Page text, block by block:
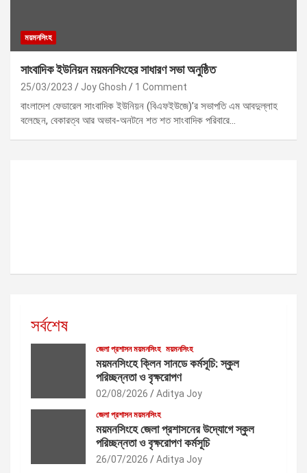
ময়মনসিংহ
সাংবাদিক ইউনিয়ন ময়মনসিংহের সাধারণ সভা অনুষ্ঠিত
25/03/2023 Joy Ghosh 1 Comment
বাংলাদেশ ফেডারেল সাংবাদিক ইউনিয়ন (বিএফইউজে)’র সভাপতি এম আবদুল্লাহ
বলেছেন, বেকারত্ব আর অভাব-অনটনে শত শত সাংবাদিক পরিবারে…
সর্বশেষ
জেলা প্রশাসন ময়মনসিংহ ময়মনসিংহ
ময়মনসিংহে ক্লিন সানডে কর্মসূচি: স্কুল
পরিচ্ছন্নতা ও বৃক্ষরোপণ
02/08/2026 Aditya Joy
জেলা প্রশাসন ময়মনসিংহ
ময়মনসিংহে জেলা প্রশাসনের উদ্যোগে স্কুল
পরিচ্ছন্নতা ও বৃক্ষরোপণ কর্মসূচি
26/07/2026 Aditya Joy